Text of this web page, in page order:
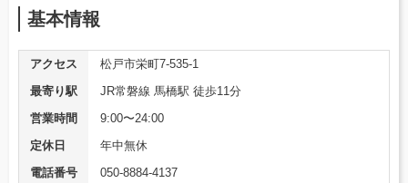
基本情報
アクセス
松戸市栄町7-535-1
最寄り駅
JR常磐線 馬橋駅 徒歩11分
営業時間
9:00〜24:00
定休日
年中無休
電話番号
050-8884-4137